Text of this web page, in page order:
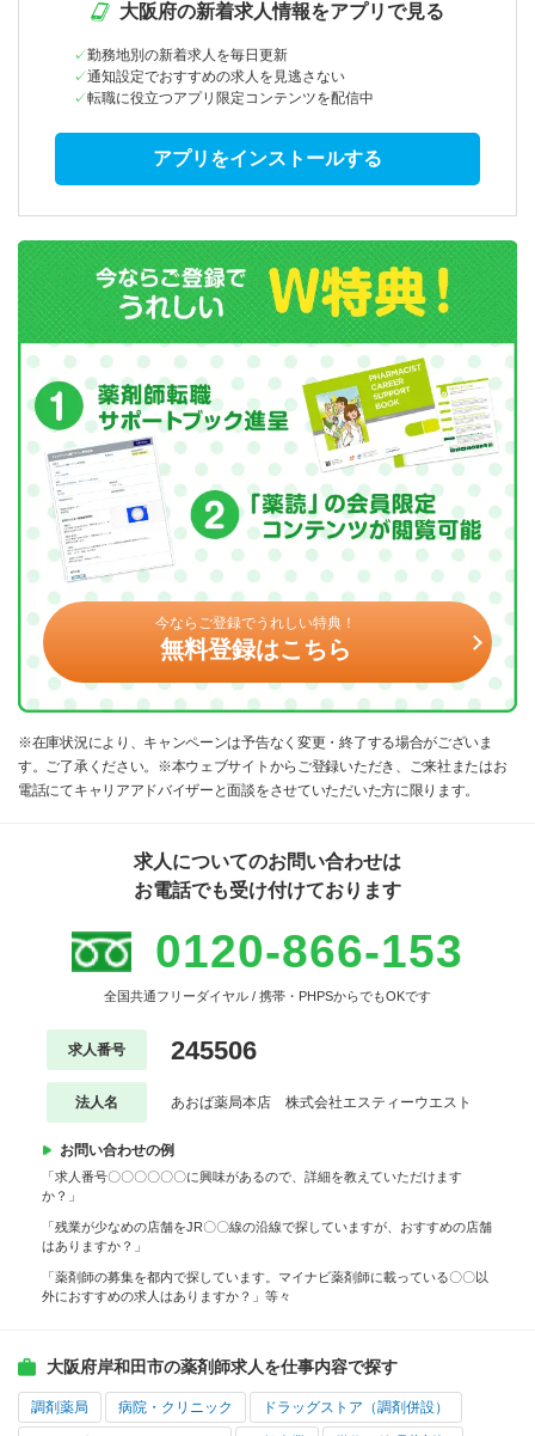
大阪府の新着求人情報をアプリで見る
勤務地別の新着求人を毎日更新
通知設定でおすすめの求人を見逃さない
転職に役立つアプリ限定コンテンツを配信中
アプリをインストールする
今ならご登録でうれしい特典！
無料登録はこちら
※在庫状況により、キャンペーンは予告なく変更・終了する場合がございま
す。ご了承ください。※本ウェブサイトからご登録いただき、ご来社またはお
電話にてキャリアアドバイザーと面談をさせていただいた方に限ります。
求人についてのお問い合わせは
お電話でも受け付けております
0120-866-153
全国共通フリーダイヤル / 携帯・PHPSからでもOKです
求人番号 245506
法人名 あおば薬局本店 株式会社エスティーウエスト
お問い合わせの例
「求人番号〇〇〇〇〇〇に興味があるので、詳細を教えていただけます
か？」
「残業が少なめの店舗をJR〇〇線の沿線で探していますが、おすすめの店舗
はありますか？」
「薬剤師の募集を都内で探しています。マイナビ薬剤師に載っている〇〇以
外におすすめの求人はありますか？」等々
大阪府岸和田市の薬剤師求人を仕事内容で探す
調剤薬局 病院・クリニック ドラッグストア（調剤併設）